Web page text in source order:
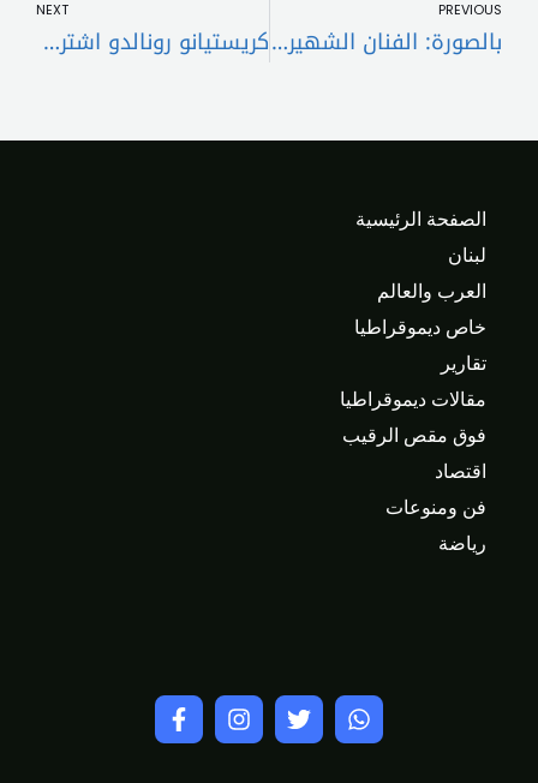
PREVIOUS
بالصورة: الفنان الشهير يرعب جمهوره.. ظهر بوجه مليء بالكدمات والجروح
NEXT
كريستيانو رونالدو اشترى قصراً في جزيرة النخيل
الصفحة الرئيسية
لبنان
العرب والعالم
خاص ديموقراطيا
تقارير
مقالات ديموقراطيا
فوق مقص الرقيب
اقتصاد
فن ومنوعات
رياضة